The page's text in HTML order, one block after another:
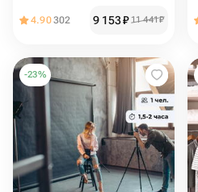
4.90302 9 153₽ 11 441₽
-23%